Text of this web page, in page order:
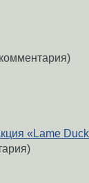
«Lame